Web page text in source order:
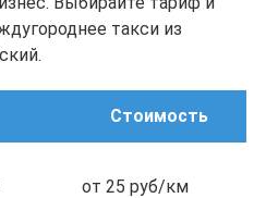
такси из
Стоимость
от 25 руб/км